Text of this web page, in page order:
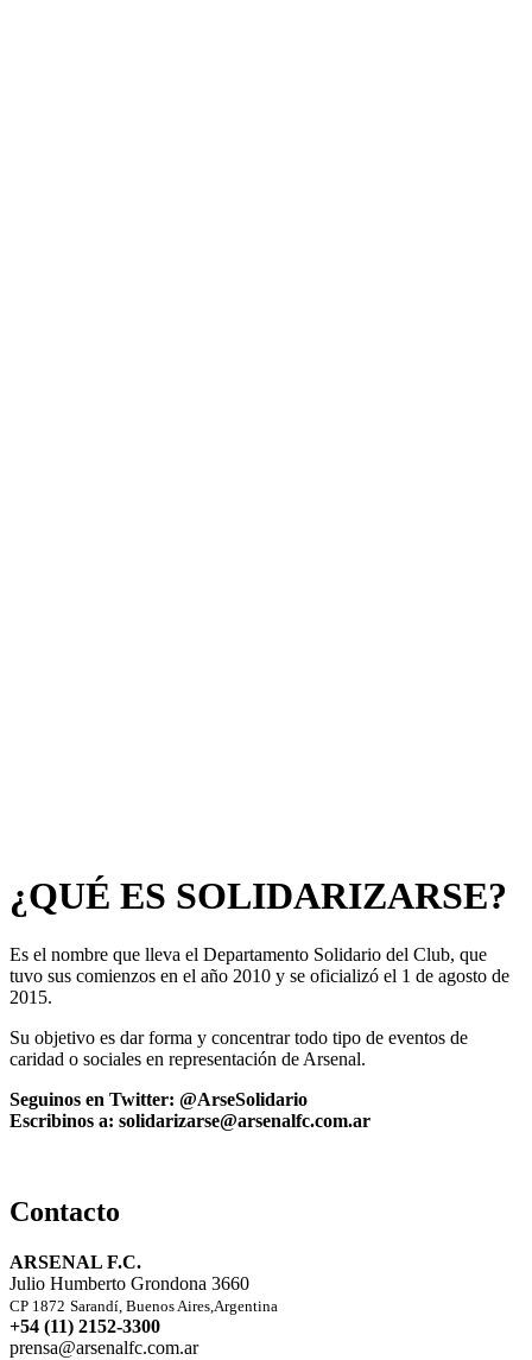
¿QUÉ ES SOLIDARIZARSE?
Es el nombre que lleva el Departamento Solidario del Club, que
tuvo sus comienzos en el año 2010 y se oficializó el 1 de agosto de
2015.
Su objetivo es dar forma y concentrar todo tipo de eventos de
caridad o sociales en representación de Arsenal.
Seguinos en Twitter: @ArseSolidario
Escribinos a: solidarizarse@arsenalfc.com.ar
Contacto
ARSENAL F.C.
Julio Humberto Grondona 3660
CP 1872 Sarandí, Buenos Aires,Argentina
+54 (11) 2152-3300
prensa@arsenalfc.com.ar